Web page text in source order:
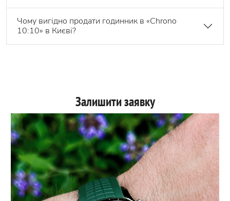
Чому вигідно продати годинник в «Chrono
10:10» в Києві?
Залишити заявку